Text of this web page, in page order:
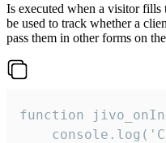
Is executed when a visitor fills
be used to track whether a
pass them in other forms on
function